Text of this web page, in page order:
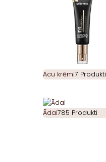
Acu krēmi7 Produkti
Ādai785 Produkti